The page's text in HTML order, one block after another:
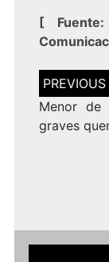
[
Navegación
de
entradas
Menor de
graves